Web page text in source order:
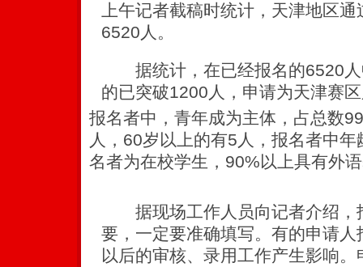
上午记者截稿时统计，天津地区
6520人。
据统计，在已经报名的6520人
的已突破1200人，申请为天津赛
报名者中，青年成为主体，占总数
人，60岁以上的有5人，报名者中
名者为在校学生，90%以上具有外
据现场工作人员向记者介绍，
要，一定要准确填写。有的申请
以后的审核、录用工作产生影响